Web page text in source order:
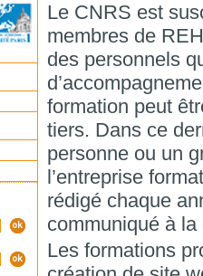
Le CNRS est
membres de
des personnels
formation peut
tiers. Dans ce
personne ou un
l’entreprise
rédigé chaque
communiqué à
Les formations